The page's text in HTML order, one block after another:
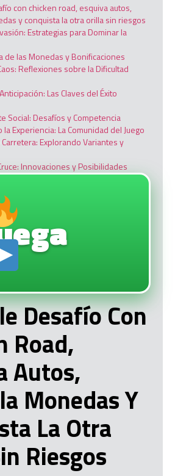
con chicken road, esquiva autos,
y conquista la otra orilla sin riesgos
Estrategias para Dominar la
de las Monedas y Bonificaciones
Reflexiones sobre la Dificultad
Las Claves del Éxito
Social: Desafíos y Competencia
Experiencia: La Comunidad del Juego
Carretera: Explorando Variantes y
Innovaciones y Posibilidades
Desafío Con
Road,
Autos,
Monedas Y
La Otra
Riesgos